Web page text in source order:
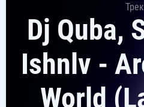
Трек
Dj Quba,
Ishnlv -
World